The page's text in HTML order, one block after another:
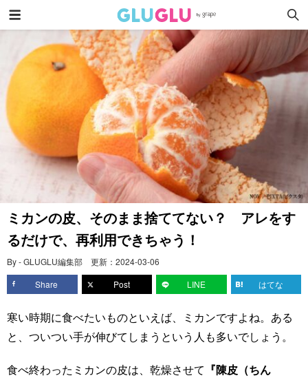
ミカンの皮、そのまま捨ててない？ アレをす
るだけで、再利用できちゃう！
By - GLUGLU編集部 更新： 2024-03-06
Share
Post LINE はてな
寒い時期に食べたいものといえば、ミカンですよね。ある
と、ついつい手が伸びてしまうという人も多いでしょう。
食べ終わったミカンの皮は、乾燥させて 『陳皮（ちん